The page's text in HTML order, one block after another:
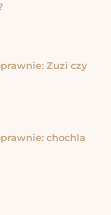
Zuzi czy
chochla